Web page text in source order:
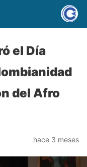
el Día
del Afro
hace 3 meses